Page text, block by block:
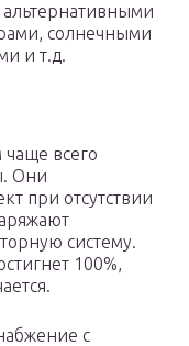
альтернативными
солнечными
и т.д.
всего
Они
при отсутствии
систему.
100%,
с